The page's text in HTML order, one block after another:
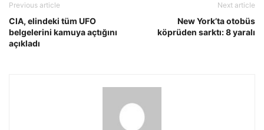
Previous article
CIA, elindeki tüm UFO
belgelerini kamuya açtığını
açıkladı
Next article
New York’ta otobüs
köprüden sarktı: 8 yaralı